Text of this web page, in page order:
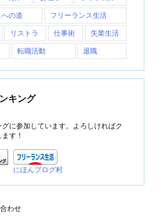
の道 フリーランス生活
リストラ 仕事術 失業生活
転職活動 退職
キング
に参加しています。よろしければク
す！
にほんブログ村
わせ